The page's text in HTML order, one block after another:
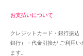
お支払いについて
クレジットカード・銀行振込
銀行）・代金引換が ご利用い
ます。